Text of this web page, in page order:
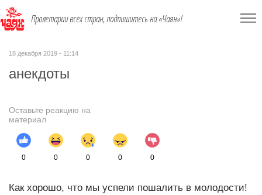
Пролетарии всех стран, подпишитесь на «Чаян»!
18 декабря 2019 - 11:14
анекдоты
Оставьте реакцию на
материал
0 0 0 0 0
Как хорошо, что мы успели пошалить в молодости!